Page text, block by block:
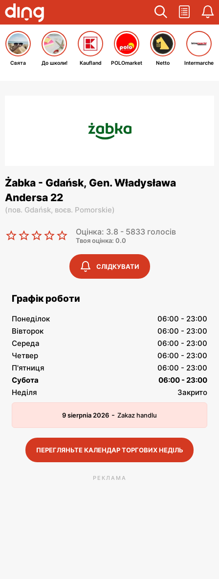
Свята До школи! Kaufland POLOmarket Netto Intermarche
Żabka - Gdańsk, Gen. Władysława
Andersa 22
(пов. Gdańsk, воєв. Pomorskie)
Оцінка: 3.8 - 5833 голосів
Твоя оцінка: 0.0
СЛІДКУВАТИ
Графік роботи
Понеділок
06:00 - 23:00
Вівторок
06:00 - 23:00
Середа
06:00 - 23:00
Четвер
06:00 - 23:00
П'ятниця
06:00 - 23:00
Субота
06:00 - 23:00
Неділя
Закрито
9 sierpnia 2026 - Zakaz handlu
ПЕРЕГЛЯНЬТЕ КАЛЕНДАР ТОРГОВИХ НЕДІЛЬ
РЕКЛАМА